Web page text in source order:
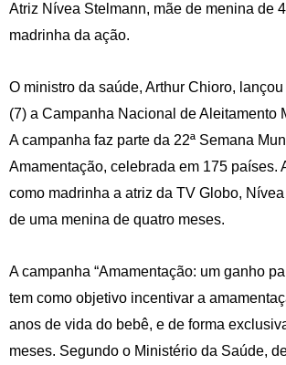
Atriz Nívea Stelmann, mãe de menina de
madrinha da ação.
O ministro da saúde, Arthur Chioro,
(7) a Campanha Nacional de Aleitamento
A campanha faz parte da 22ª Semana
Amamentação, celebrada em 175 países.
como madrinha a atriz da TV Globo,
de uma menina de quatro meses.
A campanha “Amamentação: um ganho
tem como objetivo incentivar a
anos de vida do bebê, e de forma
meses. Segundo o Ministério da Saúde,